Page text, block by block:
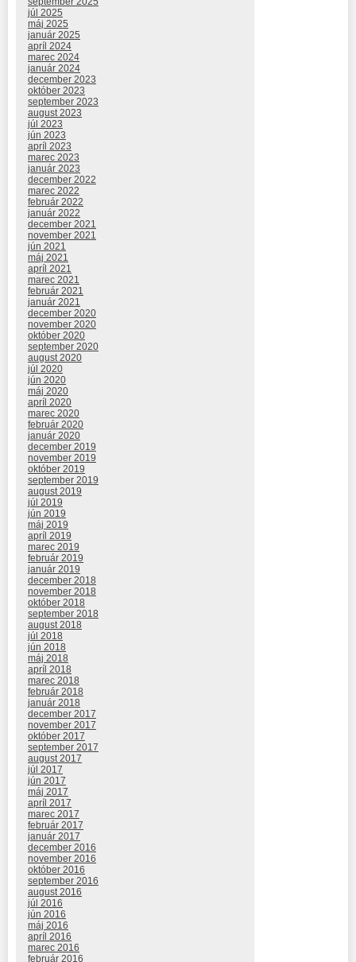
júl 2025
máj 2025
január 2025
apríl 2024
marec 2024
január 2024
december 2023
október 2023
september 2023
august 2023
júl 2023
jún 2023
apríl 2023
marec 2023
január 2023
december 2022
marec 2022
február 2022
január 2022
december 2021
november 2021
jún 2021
máj 2021
apríl 2021
marec 2021
február 2021
január 2021
december 2020
november 2020
október 2020
september 2020
august 2020
júl 2020
jún 2020
máj 2020
apríl 2020
marec 2020
február 2020
január 2020
december 2019
november 2019
október 2019
september 2019
august 2019
júl 2019
jún 2019
máj 2019
apríl 2019
marec 2019
február 2019
január 2019
december 2018
november 2018
október 2018
september 2018
august 2018
júl 2018
jún 2018
máj 2018
apríl 2018
marec 2018
február 2018
január 2018
december 2017
november 2017
október 2017
september 2017
august 2017
júl 2017
jún 2017
máj 2017
apríl 2017
marec 2017
február 2017
január 2017
december 2016
november 2016
október 2016
september 2016
august 2016
júl 2016
jún 2016
máj 2016
apríl 2016
marec 2016
február 2016